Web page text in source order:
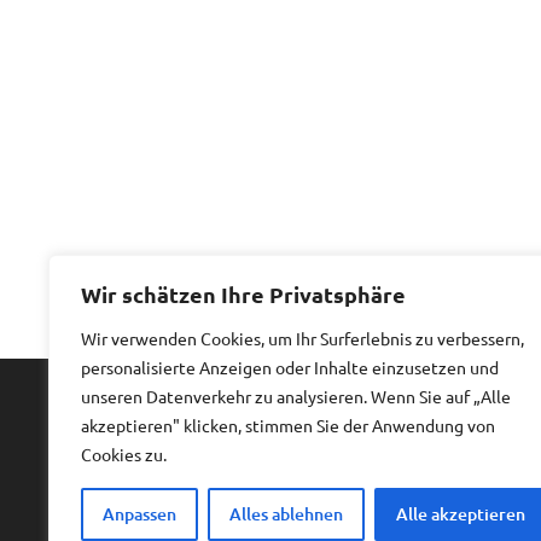
Wir schätzen Ihre Privatsphäre
Wir verwenden Cookies, um Ihr Surferlebnis zu verbessern,
personalisierte Anzeigen oder Inhalte einzusetzen und
unseren Datenverkehr zu analysieren. Wenn Sie auf „Alle
akzeptieren" klicken, stimmen Sie der Anwendung von
Cookies zu.
Anpassen Alles ablehnen Alle akzeptieren
Copyright © 2026Billiges Hotel.